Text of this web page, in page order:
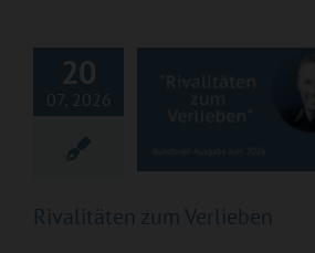
20
07, 2026
Rivalitäten zum Verlieben